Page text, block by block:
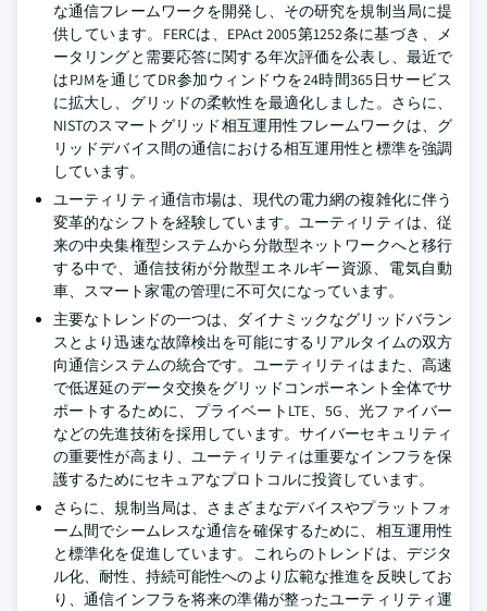
な通信フレームワークを開発し、その研究を規制当局に提
供しています。FERCは、EPAct 2005第1252条に基づき、メ
ータリングと需要応答に関する年次評価を公表し、最近で
はPJMを通じてDR参加ウィンドウを24時間365日サービス
に拡大し、グリッドの柔軟性を最適化しました。さらに、
NISTのスマートグリッド相互運用性フレームワークは、グ
リッドデバイス間の通信における相互運用性と標準を強調
しています。
ユーティリティ通信市場は、現代の電力網の複雑化に伴う
変革的なシフトを経験しています。ユーティリティは、従
来の中央集権型システムから分散型ネットワークへと移行
する中で、通信技術が分散型エネルギー資源、電気自動
車、スマート家電の管理に不可欠になっています。
主要なトレンドの一つは、ダイナミックなグリッドバラン
スとより迅速な故障検出を可能にするリアルタイムの双方
向通信システムの統合です。ユーティリティはまた、高速
で低遅延のデータ交換をグリッドコンポーネント全体でサ
ポートするために、プライベートLTE、5G、光ファイバー
などの先進技術を採用しています。サイバーセキュリティ
の重要性が高まり、ユーティリティは重要なインフラを保
護するためにセキュアなプロトコルに投資しています。
さらに、規制当局は、さまざまなデバイスやプラットフォ
ーム間でシームレスな通信を確保するために、相互運用性
と標準化を促進しています。これらのトレンドは、デジタ
ル化、耐性、持続可能性へのより広範な推進を反映してお
り、通信インフラを将来の準備が整ったユーティリティ運